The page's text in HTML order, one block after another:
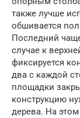
также лучше
обшивается
Последний
случае к
фиксируется
два с каждой
площадки
конструкцию
дерева. На